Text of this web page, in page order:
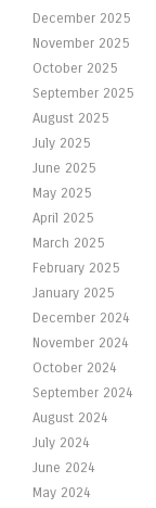
December 2025
November 2025
October 2025
September 2025
August 2025
July 2025
June 2025
May 2025
April 2025
March 2025
February 2025
January 2025
December 2024
November 2024
October 2024
September 2024
August 2024
July 2024
June 2024
May 2024